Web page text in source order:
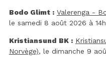
Bodo Glimt : Valerenga -
le samedi 8 août 2026 à
Kristiansund BK :
Norvège), le dimanche 9